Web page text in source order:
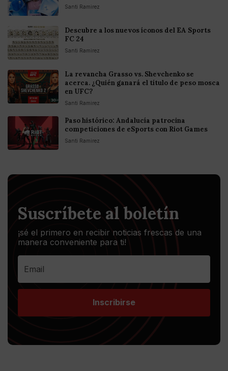
Santi Ramirez
Descubre a los nuevos íconos del EA Sports
FC 24
Santi Ramirez
La revancha Grasso vs. Shevchenko se
acerca. ¿Quién ganará el título de peso mosca
en UFC?
Santi Ramirez
Paso histórico: Andalucía patrocina
competiciones de eSports con Riot Games
Santi Ramirez
Suscríbete al boletín
¡sé el primero en recibir noticias frescas de una
manera conveniente para ti!
Inscribirse